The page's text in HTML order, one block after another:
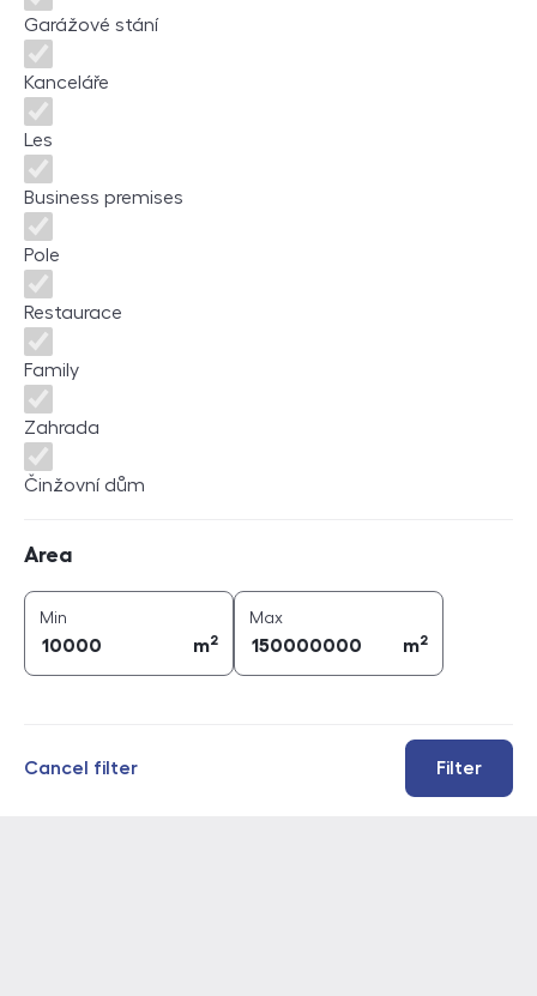
Garážové stání
Kanceláře
Les
Business premises
Pole
Restaurace
Family
Zahrada
Činžovní dům
Area
Min
m2
Maxarea (
m2
Filter
Cancel filter